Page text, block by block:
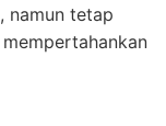
namun tetap